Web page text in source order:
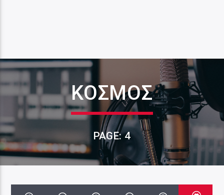
ΚΟΣΜΟΣ
PAGE: 4